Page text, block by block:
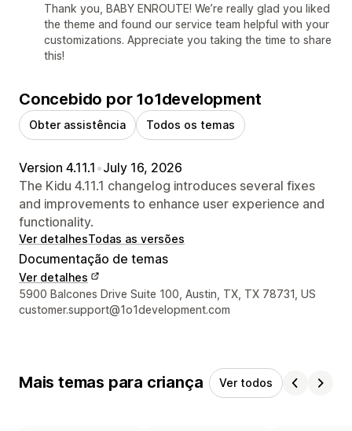
Thank you, BABY ENROUTE! We’re really glad you liked
the theme and found our service team helpful with your
customizations. Appreciate you taking the time to share
this!
Concebido por 1o1development
Obter assistência Todos os temas
Version 4.11.1 •July 16, 2026
The Kidu 4.11.1 changelog introduces several fixes
and improvements to enhance user experience and
functionality.
Ver detalhesTodas as versões
Documentação de temas
Ver detalhes
Detalhes de contacto do designer
5900 Balcones Drive Suite 100, Austin, TX, TX 78731, US
customer.support@1o1development.com
Mais temas para criança Ver todos